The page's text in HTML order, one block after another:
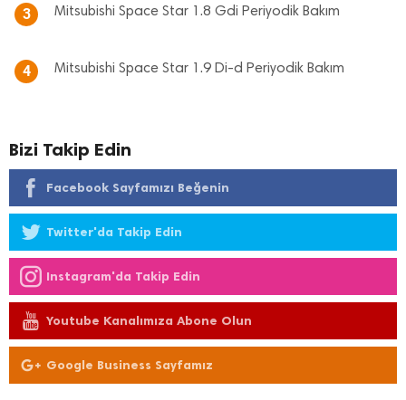
3 Mitsubishi Space Star 1.8 Gdi Periyodik Bakım
4 Mitsubishi Space Star 1.9 Di-d Periyodik Bakım
Bizi Takip Edin
Facebook Sayfamızı Beğenin
Twitter'da Takip Edin
Instagram'da Takip Edin
Youtube Kanalımıza Abone Olun
Google Business Sayfamız